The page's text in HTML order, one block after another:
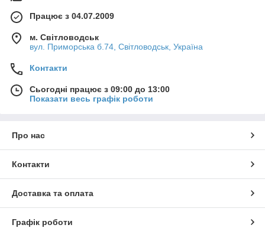
Працює з 04.07.2009
м. Світловодськ
вул. Приморська б.74, Світловодськ, Україна
Контакти
Сьогодні працює з 09:00 до 13:00
Показати весь графік роботи
Про нас
Контакти
Доставка та оплата
Графік роботи